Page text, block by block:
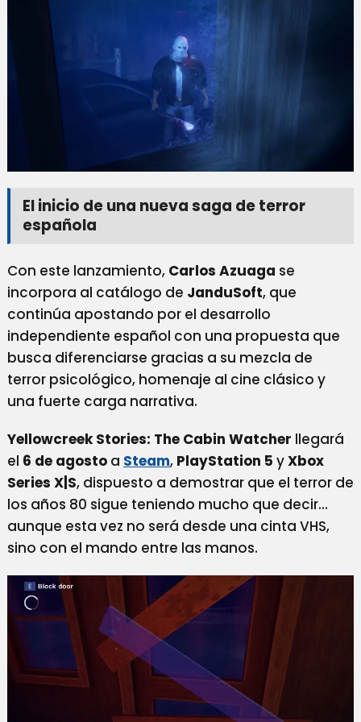
El inicio de una nueva saga de terror
española
Con este lanzamiento, Carlos Azuaga se
incorpora al catálogo de JanduSoft, que
continúa apostando por el desarrollo
independiente español con una propuesta que
busca diferenciarse gracias a su mezcla de
terror psicológico, homenaje al cine clásico y
una fuerte carga narrativa.
Yellowcreek Stories: The Cabin Watcher llegará
el 6 de agostoa Steam, PlayStation 5 yXbox
Series X|S, dispuesto a demostrar que el terror de
los años 80 sigue teniendo mucho que decir…
aunque esta vez no será desde una cinta VHS,
sino con el mando entre las manos.